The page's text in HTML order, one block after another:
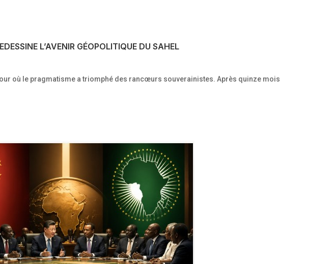
L’AVENIR GÉOPOLITIQUE DU SAHEL
où le pragmatisme a triomphé des rancœurs souverainistes. Après quinze mois